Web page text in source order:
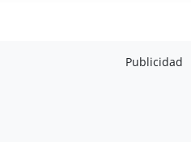
Publicidad